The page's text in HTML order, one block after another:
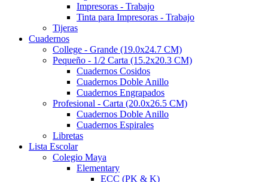
Impresoras - Trabajo
Tinta para Impresoras - Trabajo
Tijeras
Cuadernos
College - Grande (19.0x24.7 CM)
Pequeño - 1/2 Carta (15.2x20.3 CM)
Cuadernos Cosidos
Cuadernos Doble Anillo
Cuadernos Engrapados
Profesional - Carta (20.0x26.5 CM)
Cuadernos Doble Anillo
Cuadernos Espirales
Libretas
Lista Escolar
Colegio Maya
Elementary
ECC (PK & K)